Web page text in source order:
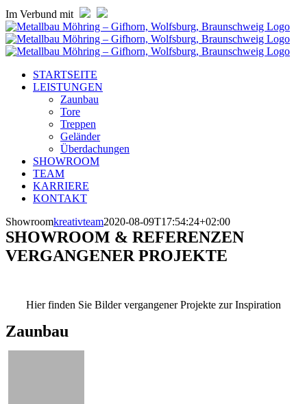
Zum
Inhalt
springen
Im Verbund mit
STARTSEITE
LEISTUNGEN
Zaunbau
Tore
Treppen
Geländer
Überdachungen
SHOWROOM
TEAM
KARRIERE
KONTAKT
Showroomkreativteam2020-08-09T17:54:24+02:00
SHOWROOM & REFERENZEN
VERGANGENER PROJEKTE
Hier finden Sie Bilder vergangener Projekte zur Inspiration
Zaunbau